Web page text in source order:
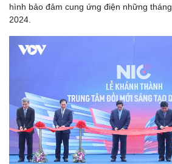
hình bảo đảm cung ứng điện những
2024.